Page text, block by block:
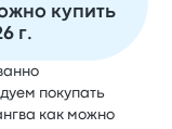
купить
г.
покупать
как можно